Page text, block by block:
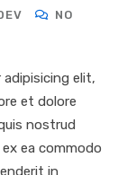
NO
elit,
et dolore
nostrud
ea commodo
in